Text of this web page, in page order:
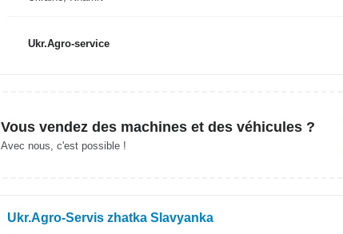
Ukr.Agro-service
Vous vendez des machines et des véhicules ?
Avec nous, c'est possible !
Ukr.Agro-Servis zhatka Slavyanka